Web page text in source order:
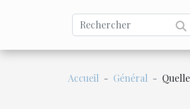
Accueil Général